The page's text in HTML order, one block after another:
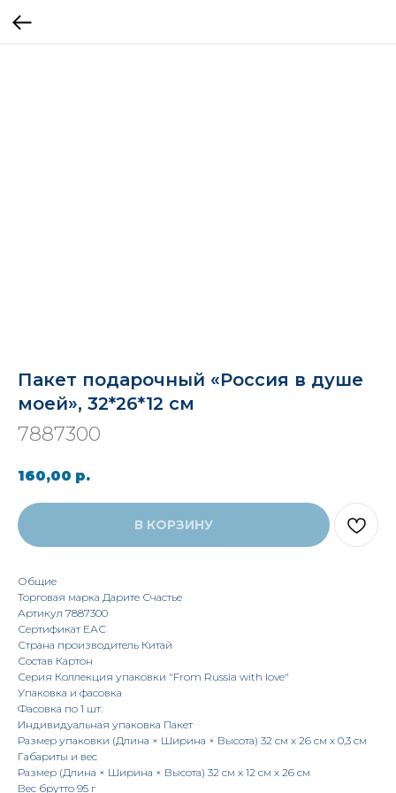
Пакет подарочный «Россия в душе
моей», 32*26*12 см
7887300
160,00 р.
В КОРЗИНУ
Общие
Торговая марка Дарите Счастье
Артикул 7887300
Сертификат ЕАС
Страна производитель Китай
Состав Картон
Серия Коллекция упаковки "From Russia with love"
Упаковка и фасовка
Фасовка по 1 шт.
Индивидуальная упаковка Пакет
Размер упаковки (Длина × Ширина × Высота) 32 см х 26 см х 0,3 см
Габариты и вес
Размер (Длина × Ширина × Высота) 32 см х 12 см х 26 см
Вес брутто 95 г